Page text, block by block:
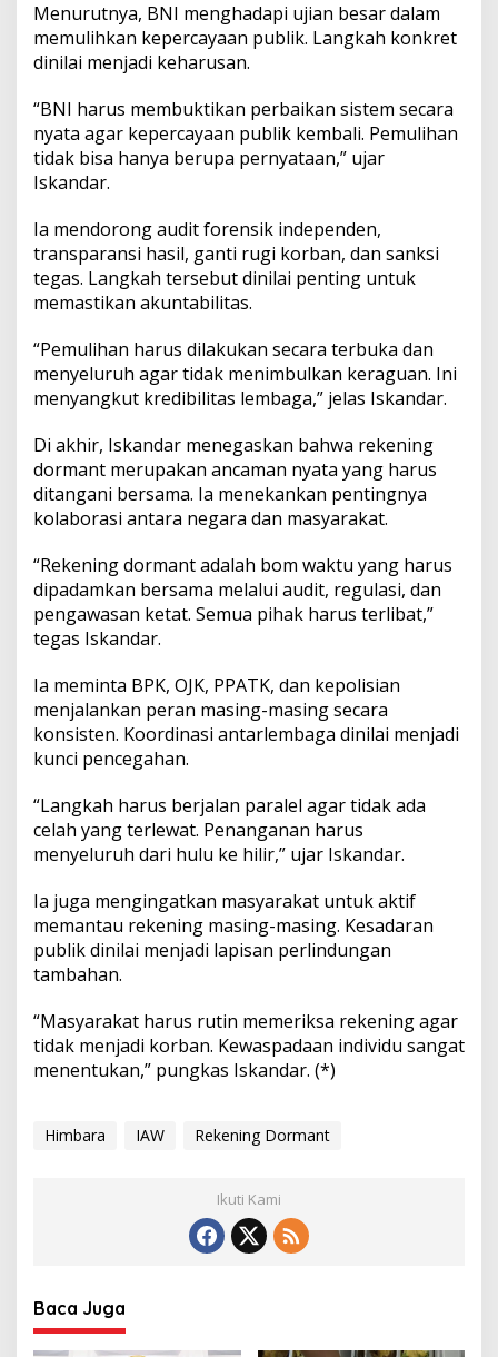
Menurutnya, BNI menghadapi ujian besar dalam
memulihkan kepercayaan publik. Langkah konkret
dinilai menjadi keharusan.
“BNI harus membuktikan perbaikan sistem secara
nyata agar kepercayaan publik kembali. Pemulihan
tidak bisa hanya berupa pernyataan,” ujar
Iskandar.
Ia mendorong audit forensik independen,
transparansi hasil, ganti rugi korban, dan sanksi
tegas. Langkah tersebut dinilai penting untuk
memastikan akuntabilitas.
“Pemulihan harus dilakukan secara terbuka dan
menyeluruh agar tidak menimbulkan keraguan. Ini
menyangkut kredibilitas lembaga,” jelas Iskandar.
Di akhir, Iskandar menegaskan bahwa rekening
dormant merupakan ancaman nyata yang harus
ditangani bersama. Ia menekankan pentingnya
kolaborasi antara negara dan masyarakat.
“Rekening dormant adalah bom waktu yang harus
dipadamkan bersama melalui audit, regulasi, dan
pengawasan ketat. Semua pihak harus terlibat,”
tegas Iskandar.
Ia meminta BPK, OJK, PPATK, dan kepolisian
menjalankan peran masing-masing secara
konsisten. Koordinasi antarlembaga dinilai menjadi
kunci pencegahan.
“Langkah harus berjalan paralel agar tidak ada
celah yang terlewat. Penanganan harus
menyeluruh dari hulu ke hilir,” ujar Iskandar.
Ia juga mengingatkan masyarakat untuk aktif
memantau rekening masing-masing. Kesadaran
publik dinilai menjadi lapisan perlindungan
tambahan.
“Masyarakat harus rutin memeriksa rekening agar
tidak menjadi korban. Kewaspadaan individu sangat
menentukan,” pungkas Iskandar. (*)
Himbara IAW Rekening Dormant
Ikuti Kami
Baca Juga